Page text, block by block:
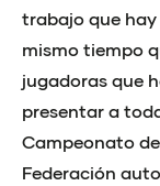
trabajo que hay
mismo tiempo
jugadoras que
presentar a
Campeonato
Federación